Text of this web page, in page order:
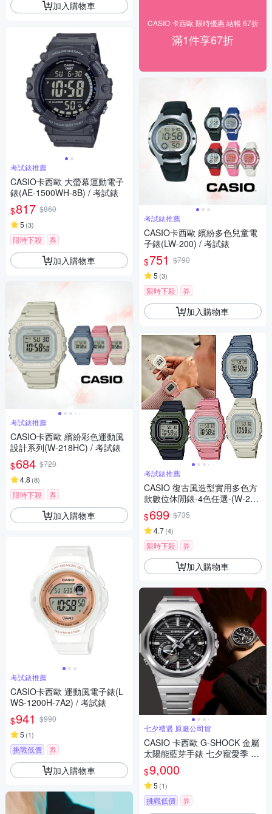
加入購物車
考試錶推薦
CASIO卡西歐 大螢幕運動電子
錶(AE-1500WH-8B) / 考試錶
$817 $860
5 (3)
限時下殺 券
加入購物車
考試錶推薦
CASIO卡西歐 繽紛彩色運動風
設計系列(W-218HC) / 考試錶
$684 $720
4.8 (8)
限時下殺 券
加入購物車
考試錶推薦
CASIO卡西歐 運動風電子錶(L
WS-1200H-7A2) / 考試錶
$941 $990
5 (1)
挑戰低價 券
加入購物車
CASIO 卡西歐 限時優惠 結帳 67折
滿1件享67折
考試錶推薦
CASIO卡西歐 繽紛多色兒童電
子錶(LW-200) / 考試錶
$751 $790
5 (3)
限時下殺 券
加入購物車
考試錶推薦
CASIO 復古風造型實用多色方
款數位休閒錶-4色任選-(W-218
HC) / 43.2mm / 考試錶
$699 $735
4.7(4)
限時下殺 券
加入購物車
七夕禮遇 原廠公司貨
CASIO 卡西歐 G-SHOCK 金屬
太陽能藍芽手錶 七夕寵愛季 送
禮推薦 GST-B1000D-1A
$9,000
5 (1)
挑戰低價 券